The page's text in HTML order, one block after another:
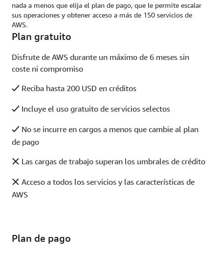
nada a menos que elija el plan de pago, que le permite escalar
sus operaciones y obtener acceso a más de 150 servicios de
AWS.
Plan gratuito
Disfrute de AWS durante un máximo de 6 meses sin
coste ni compromiso
Reciba hasta 200 USD en créditos
Incluye el uso gratuito de servicios selectos
No se incurre en cargos a menos que cambie al plan
de pago
Las cargas de trabajo superan los umbrales de crédito
Acceso a todos los servicios y las características de
AWS
Plan de pago